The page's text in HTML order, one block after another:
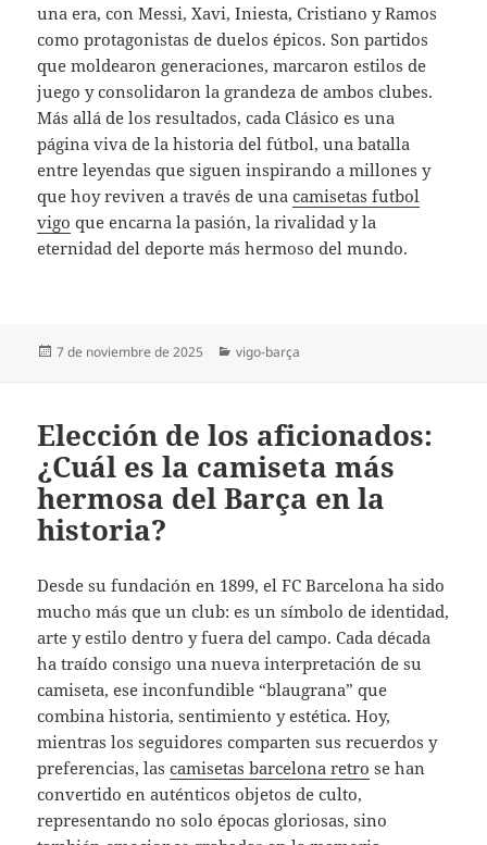
una era, con Messi, Xavi, Iniesta, Cristiano y Ramos
como protagonistas de duelos épicos. Son partidos
que moldearon generaciones, marcaron estilos de
juego y consolidaron la grandeza de ambos clubes.
Más allá de los resultados, cada Clásico es una
página viva de la historia del fútbol, una batalla
entre leyendas que siguen inspirando a millones y
que hoy reviven a través de unacamisetas futbol
vigo que encarna la pasión, la rivalidad y la
eternidad del deporte más hermoso del mundo.
Publicado
7 de noviembre de 2025 Categorías
vigo-barça
Elección de los aficionados:
¿Cuál es la camiseta más
hermosa del Barça en la
historia?
Desde su fundación en 1899, el FC Barcelona ha sido
mucho más que un club: es un símbolo de identidad,
arte y estilo dentro y fuera del campo. Cada década
ha traído consigo una nueva interpretación de su
camiseta, ese inconfundible “blaugrana” que
combina historia, sentimiento y estética. Hoy,
mientras los seguidores comparten sus recuerdos y
preferencias, lascamisetas barcelona retro se han
convertido en auténticos objetos de culto,
representando no solo épocas gloriosas, sino